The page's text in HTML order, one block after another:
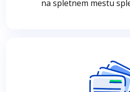
na spletnem mestu
Elektronske